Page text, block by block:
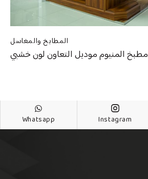
المطابخ والمغاسل
مطبخ المنيوم موديل التعاون لون خشبي
Instagram
Whatsapp